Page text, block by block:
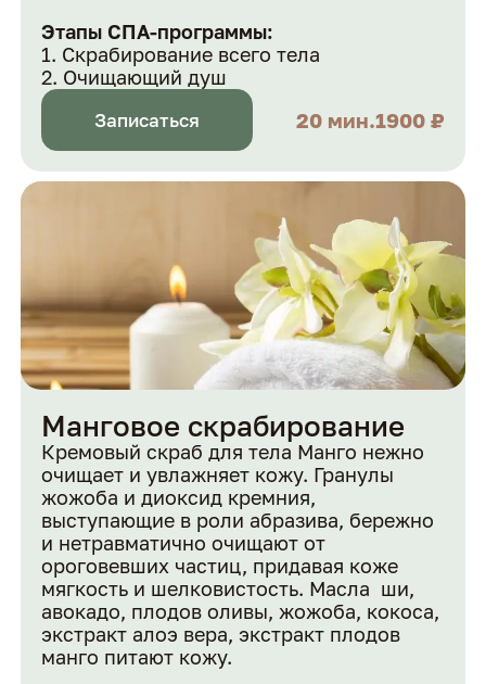
Этапы СПА-программы:
Скрабирование всего тела
Очищающий душ
Записаться 20 мин.1900 ₽
Манговое скрабирование
Кремовый скраб для тела Манго нежно
очищает и увлажняет кожу. Гранулы
жожоба и диоксид кремния,
выступающие в роли абразива, бережно
и нетравматично очищают от
ороговевших частиц, придавая коже
мягкость и шелковистость. Масла ши,
авокадо, плодов оливы, жожоба, кокоса,
экстракт алоэ вера, экстракт плодов
манго питают кожу.